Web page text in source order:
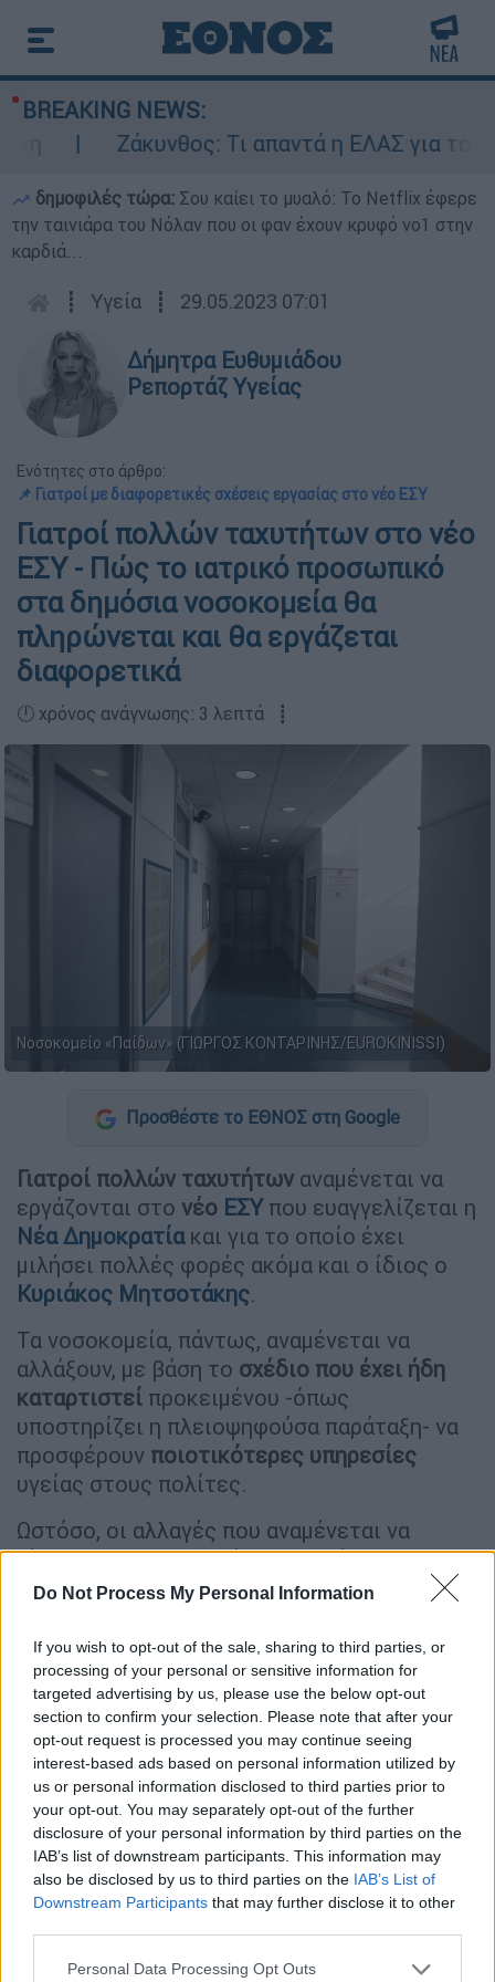
Do Not Process My Personal Information
If you wish to opt-out of the sale, sharing to third parties, or
processing of your personal or sensitive information for
targeted advertising by us, please use the below opt-out
section to confirm your selection. Please note that after your
opt-out request is processed you may continue seeing
interest-based ads based on personal information utilized by
us or personal information disclosed to third parties prior to
your opt-out. You may separately opt-out of the further
disclosure of your personal information by third parties on the
IAB’s list of downstream participants. This information may
also be disclosed by us to third parties on the IAB’s List of
Downstream Participants that may further disclose it to other
Please note that this website/app uses one or more Google
Personal Data Processing Opt Outs
BREAKING NEWS:
Ζάκυνθος: Τι απαντά η ΕΛΑΣ για τους
δημοφιλές τώρα: Σου καίει το μυαλό: Το Netflix έφερε
την ταινιάρα του Νόλαν που οι φαν έχουν κρυφό νο1 στην
καρδιά...
┋ Υγεία ┋ 29.05.2023 07:01
Δήμητρα Ευθυμιάδου
Ρεπορτάζ Υγείας
Ενότητες στο άρθρο:
📌 Γιατροί με διαφορετικές σχέσεις εργασίας στο νέο ΕΣΥ
Γιατροί πολλών ταχυτήτων στο νέο
ΕΣΥ - Πώς το ιατρικό προσωπικό
στα δημόσια νοσοκομεία θα
πληρώνεται και θα εργάζεται
διαφορετικά
🕛 χρόνος ανάγνωσης: 3 λεπτά ┋
Νοσοκομείο «Παίδων» (ΓΙΩΡΓΟΣ ΚΟΝΤΑΡΙΝΗΣ/EUROKINISSI)
Προσθέστε το ΕΘΝΟΣ στη Google
Γιατροί πολλών ταχυτήτων αναμένεται να
εργάζονται στο νέο ΕΣΥ που ευαγγελίζεται η
Νέα Δημοκρατίακαι για το οποίο έχει
μιλήσει πολλές φορές ακόμα και ο ίδιος ο
Κυριάκος Μητσοτάκης.
Τα νοσοκομεία, πάντως, αναμένεται να
αλλάξουν, με βάση το σχέδιο που έχει ήδη
καταρτιστεί προκειμένου -όπως
υποστηρίζει η πλειοψηφούσα παράταξη- να
προσφέρουν ποιοτικότερες υπηρεσίες
υγείας στους πολίτες.
Ωστόσο, οι αλλαγές που αναμένεται να
γίνουν στα νοσοκομεία θα επιφέρουν και
σημαντικές αλλαγές στις εργασιακές
υγειονομικών. Σε ό,τι αφορά τους γιατρούς
ήδη έχει αρχίσει να διαφαίνεται ότι θα
υπάρχουν διαφορετικών κατηγοριών γιατροί
που θα αμείβονται διαφορετικά, θα
εργάζονται διαφορετικές ώρες, ενώ θα
έχουν και διαφορετικές συμβάσεις
εργασίας.
Γιατροί με διαφορετικές σχέσεις
εργασίας στο νέο ΕΣΥ
Ειδικότερα, οι διαφορετικές εργασιακές
σχέσεις των γιατρών του ΕΣΥ έχουν αρχίσει